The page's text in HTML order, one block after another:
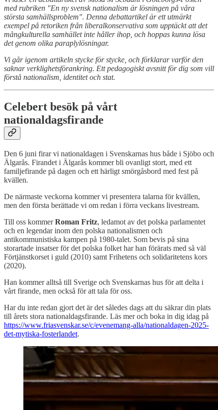
med rubriken "En ny svensk nationalism är lösningen på våra
största samhällsproblem". Denna debattartikel är ett utmärkt
exempel på retoriken från liberalkonservativa som upptäckt att det
mångkulturella samhället inte håller ihop, och hoppas kunna lösa
det genom olika paraplylösningar.
Vi går igenom artikeln stycke för stycke, och förklarar varför den
saknar verklighetsförankring. Ett pedagogiskt avsnitt för dig som vill
förstå nationalism, identitet och stat.
Celebert besök på vårt
nationaldagsfirande
Den 6 juni firar vi nationaldagen i Svenskarnas hus både i Sjöbo och
Älgarås. Firandet i Älgarås kommer bli ovanligt stort, med ett
familjefirande på dagen och ett härligt smörgåsbord med fest på
kvällen.
De närmaste veckorna kommer vi presentera talarna för kvällen,
men den första berättade vi om redan i förra veckans livestream.
Till oss kommerRoman Fritz, ledamot av det polska parlamentet
och en legendar inom den polska nationalismen och
antikommunistiska kampen på 1980-talet. Som bevis på sina
storartade insatser för det polska folket har han förärats med så väl
Förtjänstkorset i guld (2010) samt Frihetens och solidaritetens kors
(2020).
Han kommer alltså till Sverige och Svenskarnas hus för att delta i
vårt firande, men också för att tala för oss.
Har du inte redan gjort det är det således dags att du säkrar din plats
till årets stora nationaldagsfirande. Läs mer och boka in dig idag på
https://www.friasvenskar.se/c/evenemang-alla/nationaldagen-2025-
det-mytiska-fosterlandet.